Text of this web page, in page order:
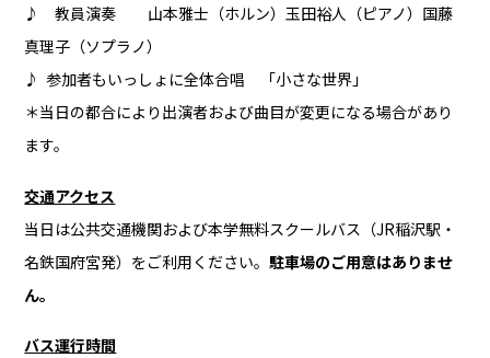
♪ 教員演奏 山本雅士（ホルン）玉田裕人（ピアノ）国藤
真理子（ソプラノ）
♪ 参加者もいっしょに全体合唱 「小さな世界」
＊当日の都合により出演者および曲目が変更になる場合があり
ます。
交通アクセス
当日は公共交通機関および本学無料スクールバス（JR稲沢駅・
名鉄国府宮発）をご利用ください。駐車場のご用意はありませ
ん。
バス運行時間